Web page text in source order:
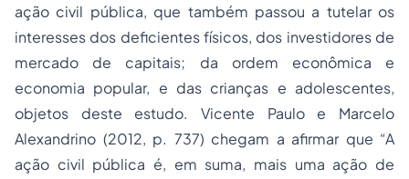
ação civil pública, que também passou a tutelar os
interesses dos deficientes físicos, dos investidores de
mercado de capitais; da ordem econômica e
economia popular, e das crianças e adolescentes,
objetos deste estudo. Vicente Paulo e Marcelo
Alexandrino (2012, p. 737) chegam a afirmar que “A
ação civil pública é, em suma, mais uma ação de